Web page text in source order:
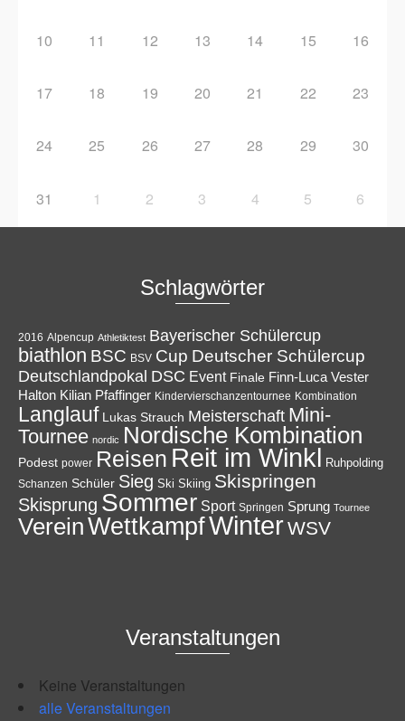
10 11 12 13 14 15 16
17 18 19 20 21 22 23
24 25 26 27 28 29 30
31 1 2 3 4 5 6
Schlagwörter
2016 Alpencup Athletiktest Bayerischer Schülercup
biathlon BSC BSV Cup Deutscher Schülercup
Deutschlandpokal DSC Event Finale Finn-Luca Vester
Halton Kilian Pfaffinger Kindervierschanzentournee Kombination
Langlauf Lukas Strauch Meisterschaft Mini-
Tournee nordic Nordische Kombination
Podest power Reisen Reit im Winkl Ruhpolding
Schanzen Schüler Sieg Ski Skiing Skispringen
Skisprung Sommer Sport Springen Sprung Tournee
VereinWettkampfWinterWSV
Veranstaltungen
Keine Veranstaltungen
alle Veranstaltungen